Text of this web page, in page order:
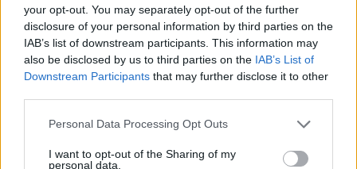
your opt-out. You may separately opt-out of the further
disclosure of your personal information by third parties on the
IAB’s list of downstream participants. This information may
also be disclosed by us to third parties on the IAB’s List of
Downstream Participants that may further disclose it to other
Please note that this website/app uses one or more Google
not limited to your visit or usage behaviour. You may click to
Personal Data Processing Opt Outs
I want to opt-out of the Sharing of my
personal data.
Az eredmények azt mutatják, hogy azoknál az
embereknél, akiket boldog arckifejezés utánzására
kértek meg, csökkent aszorongásés a harag. Ez
tehát azt jelenti, hogy ha erőltetetten mosolygunk,
akkor jobb kedvünk lesz? Ez attól függ: való igaz,
jobb kedvre deríteni, de sok múlik azon, hogy maga
a mosolygás mekkorastresszt vált ki belőlünk.